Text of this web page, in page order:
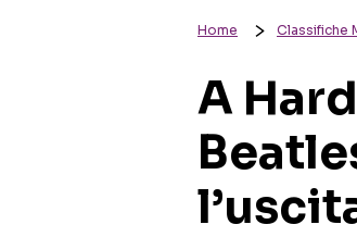
Home Classifiche
A